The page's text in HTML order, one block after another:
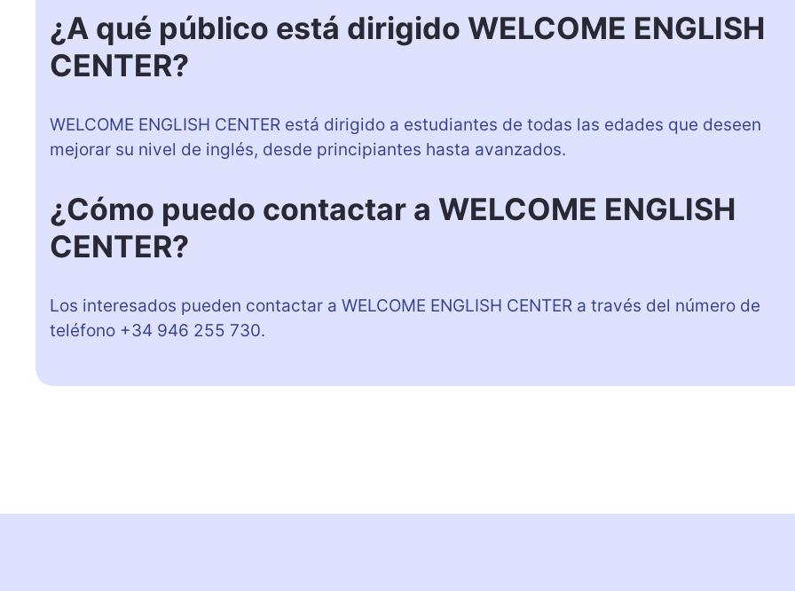
¿A qué público está dirigido WELCOME ENGLISH
CENTER?
WELCOME ENGLISH CENTER está dirigido a estudiantes de todas las edades que deseen
mejorar su nivel de inglés, desde principiantes hasta avanzados.
¿Cómo puedo contactar a WELCOME ENGLISH
CENTER?
Los interesados pueden contactar a WELCOME ENGLISH CENTER a través del número de
teléfono +34 946 255 730.